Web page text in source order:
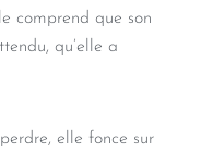
comprend que son
qu’elle a
elle fonce sur